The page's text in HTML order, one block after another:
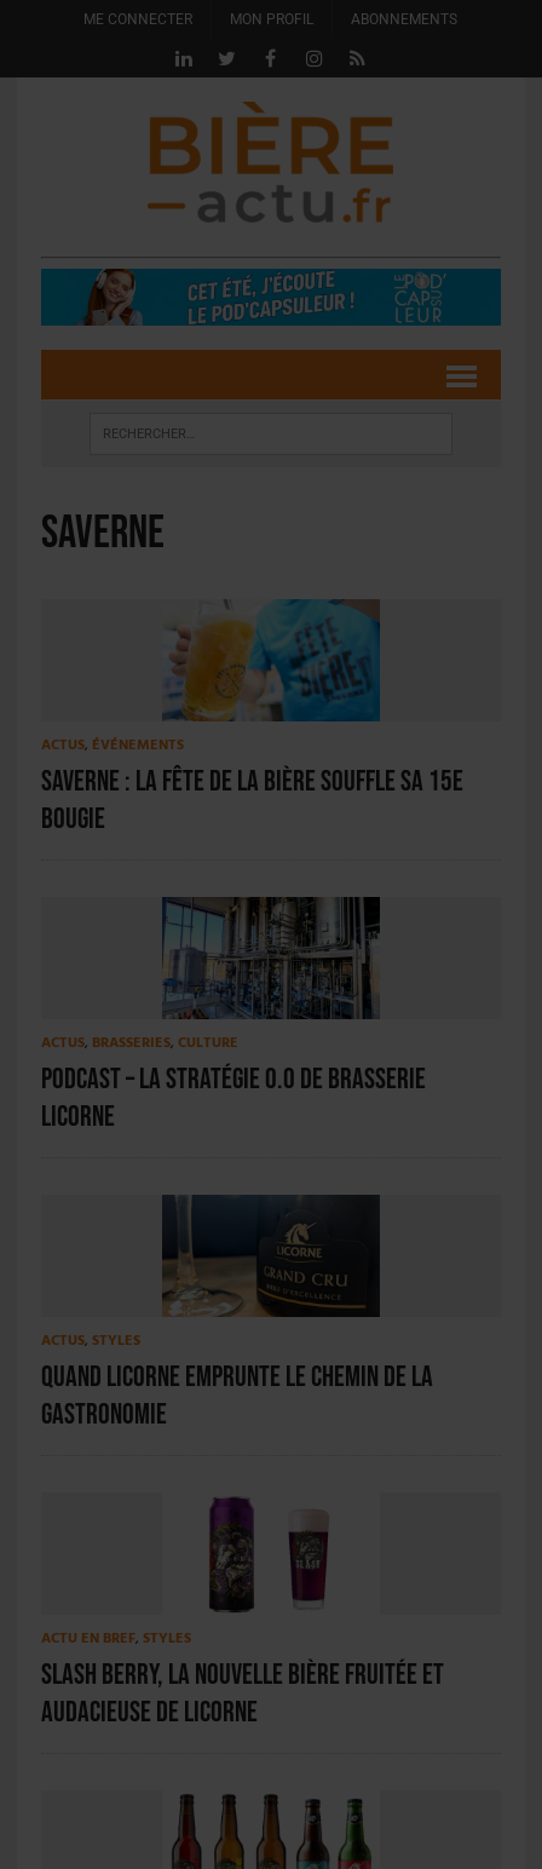
ME CONNECTER MON PROFIL ABONNEMENTS
saverne
ACTUS, ÉVÉNEMENTS
Saverne : la Fête de la Bière souffle sa 15e
bougie
ACTUS, BRASSERIES, CULTURE
PODCAST – La stratégie 0.0 de Brasserie
Licorne
ACTUS, STYLES
Quand Licorne emprunte le chemin de la
gastronomie
ACTU EN BREF, STYLES
Slash Berry, la nouvelle bière fruitée et
audacieuse de Licorne